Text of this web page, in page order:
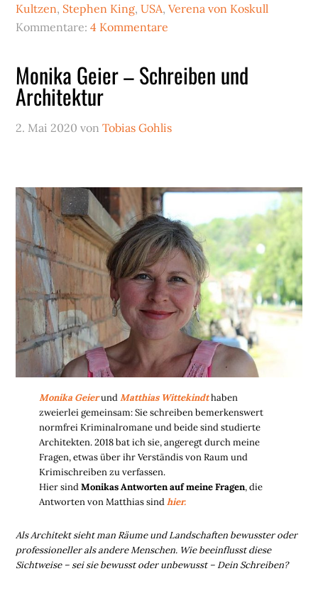
Kultzen, Stephen King,USA,Verena von Koskull
Kommentare:4 Kommentare
Monika Geier – Schreiben und
Architektur
2. Mai 2020 vonTobias Gohlis
Monika GeierundMatthias Wittekindthaben
zweierlei gemeinsam: Sie schreiben bemerkenswert
normfrei Kriminalromane und beide sind studierte
Architekten. 2018 bat ich sie, angeregt durch meine
Fragen, etwas über ihr Verständis von Raum und
Krimischreiben zu verfassen.
Hier sindMonikas Antworten auf meine Fragen, die
Antworten von Matthias sindhier.
Als Architekt sieht man Räume und Landschaften bewusster oder
professioneller als andere Menschen. Wie beeinflusst diese
Sichtweise – sei sie bewusst oder unbewusst – Dein Schreiben?